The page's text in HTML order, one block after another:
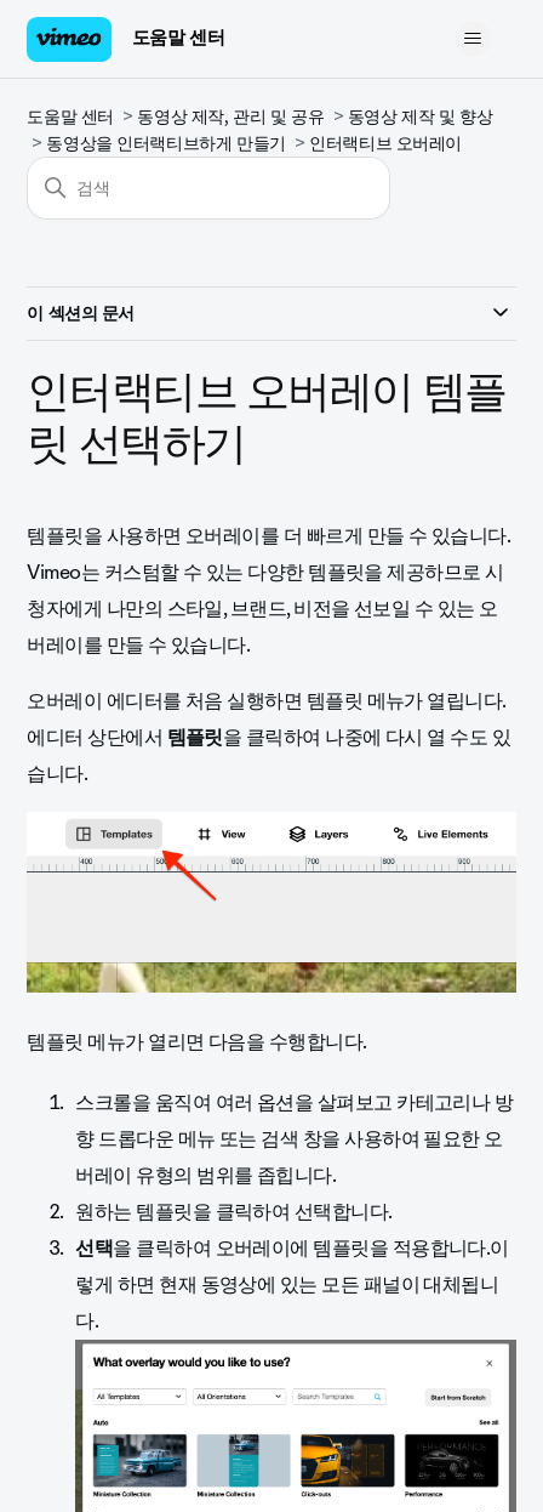
도움말 센터
도움말 센터 동영상 제작, 관리 및 공유
동영상 제작 및 향상
동영상을 인터랙티브하게 만들기
인터랙티브 오버레이
이 섹션의 문서
인터랙티브 오버레이 템플
릿 선택하기
템플릿을 사용하면 오버레이를 더 빠르게 만들 수 있습니다.
Vimeo는 커스텀할 수 있는 다양한 템플릿을 제공하므로 시
청자에게 나만의 스타일, 브랜드, 비전을 선보일 수 있는 오
버레이를 만들 수 있습니다.
오버레이 에디터를 처음 실행하면 템플릿 메뉴가 열립니다.
에디터 상단에서 템플릿을 클릭하여 나중에 다시 열 수도 있
습니다.
템플릿 메뉴가 열리면 다음을 수행합니다.
스크롤을 움직여 여러 옵션을 살펴보고 카테고리나 방
향 드롭다운 메뉴 또는 검색 창을 사용하여 필요한 오
버레이 유형의 범위를 좁힙니다.
원하는 템플릿을 클릭하여 선택합니다.
선택을 클릭하여 오버레이에 템플릿을 적용합니다.이
렇게 하면 현재 동영상에 있는 모든 패널이 대체됩니
다.